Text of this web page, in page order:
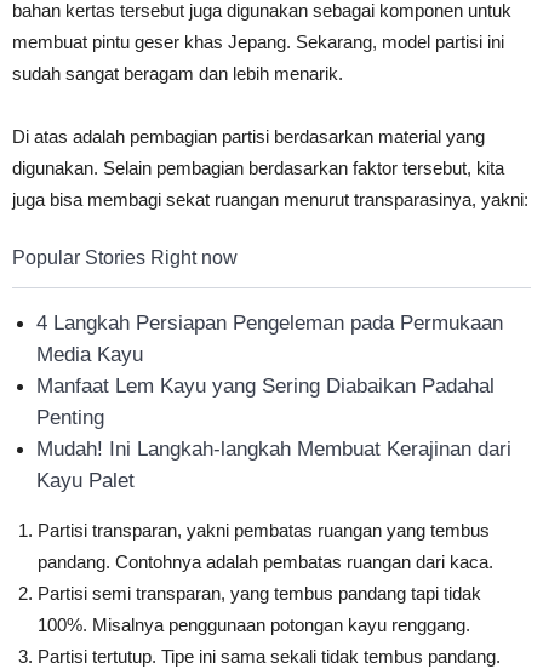
bahan kertas tersebut juga digunakan sebagai komponen untuk
membuat pintu geser khas Jepang. Sekarang, model partisi ini
sudah sangat beragam dan lebih menarik.
Di atas adalah pembagian partisi berdasarkan material yang
digunakan. Selain pembagian berdasarkan faktor tersebut, kita
juga bisa membagi sekat ruangan menurut transparasinya, yakni:
Popular Stories Right now
4 Langkah Persiapan Pengeleman pada Permukaan
Media Kayu
Manfaat Lem Kayu yang Sering Diabaikan Padahal
Penting
Mudah! Ini Langkah-langkah Membuat Kerajinan dari
Kayu Palet
Partisi transparan, yakni pembatas ruangan yang tembus
pandang. Contohnya adalah pembatas ruangan dari kaca.
Partisi semi transparan, yang tembus pandang tapi tidak
100%. Misalnya penggunaan potongan kayu renggang.
Partisi tertutup. Tipe ini sama sekali tidak tembus pandang.